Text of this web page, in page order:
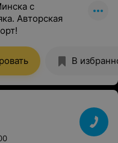
с
Авторская
В